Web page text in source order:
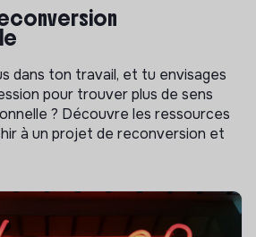
dans ton travail, et tu envisages
pour trouver plus de sens
? Découvre les ressources
à un projet de reconversion et